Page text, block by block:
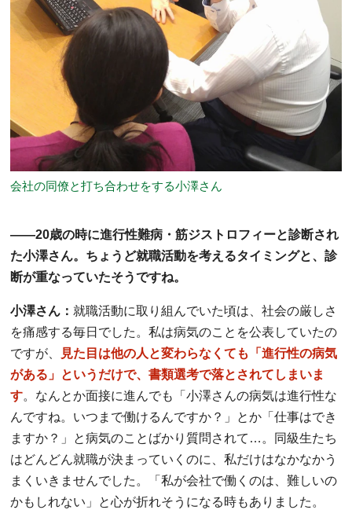
会社の同僚と打ち合わせをする小澤さん
――20歳の時に進行性難病・筋ジストロフィーと診断され
た小澤さん。ちょうど就職活動を考えるタイミングと、診
断が重なっていたそうですね。
小澤さん： 就職活動に取り組んでいた頃は、社会の厳しさ
を痛感する毎日でした。私は病気のことを公表していたの
ですが、
見た目は他の人と変わらなくても「進行性の病気
がある」というだけで、書類選考で落とされてしまいま
す。なんとか面接に進んでも「小澤さんの病気は進行性な
んですね。いつまで働けるんですか？」とか「仕事はでき
ますか？」と病気のことばかり質問されて…。同級生たち
はどんどん就職が決まっていくのに、私だけはなかなかう
まくいきませんでした。「私が会社で働くのは、難しいの
かもしれない」と心が折れそうになる時もありました。